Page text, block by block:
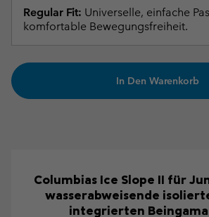
Regular Fit: Universelle, einfache
komfortable Bewegungsfreiheit.
In Den Warenkorb
Columbias Ice Slope II für
wasserabweisende
integrierten